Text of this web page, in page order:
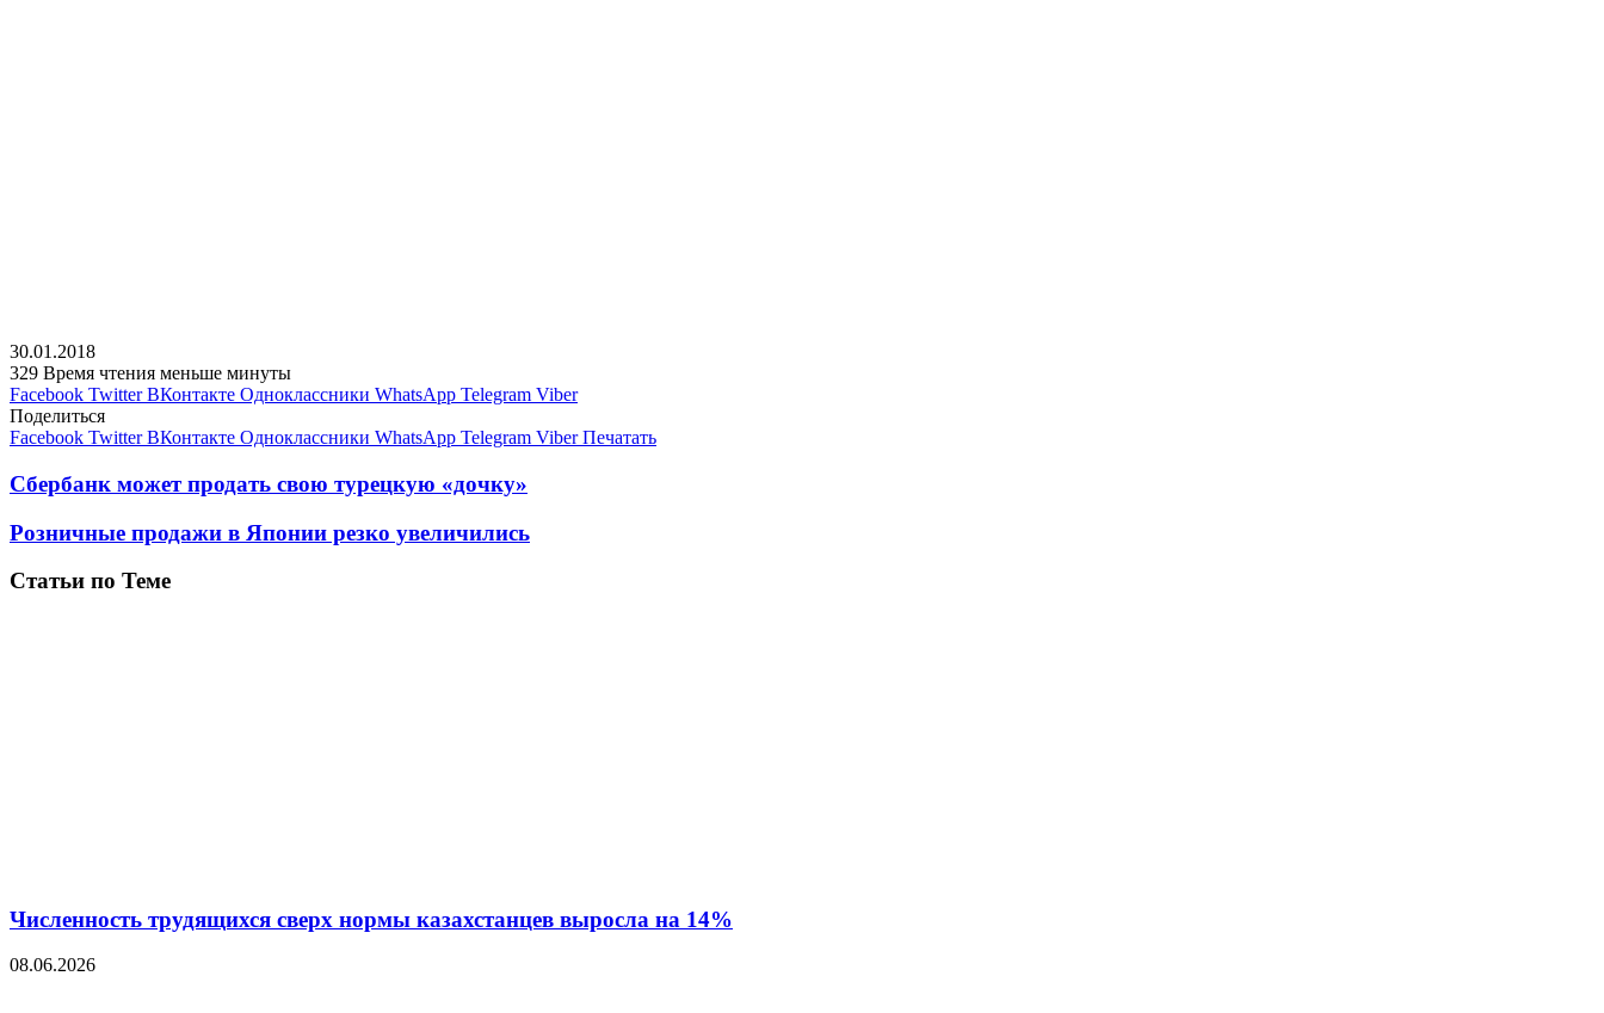
30.01.2018
329 Время чтения меньше минуты
Facebook Twitter ВКонтакте Одноклассники WhatsApp Telegram Viber
Поделиться
Facebook Twitter ВКонтакте Одноклассники WhatsApp Telegram Viber Печатать
Сбербанк может продать свою турецкую «дочку»
Розничные продажи в Японии резко увеличились
Статьи по Теме
Численность трудящихся сверх нормы казахстанцев выросла на 14%
08.06.2026